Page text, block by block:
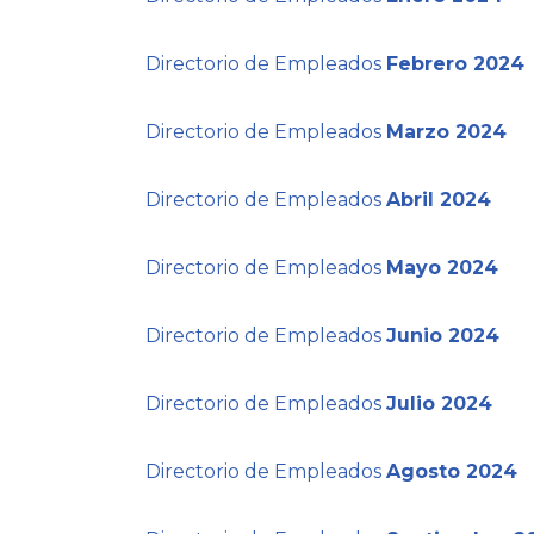
Directorio de Empleados Febrero 2024
Directorio de Empleados Marzo 2024
Directorio de Empleados Abril 2024
Directorio de Empleados Mayo 2024
Directorio de Empleados Junio 2024
Directorio de Empleados Julio 2024
Directorio de Empleados Agosto 2024